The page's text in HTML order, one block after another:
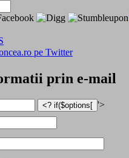
pe Twitter
prin e-mail
'>